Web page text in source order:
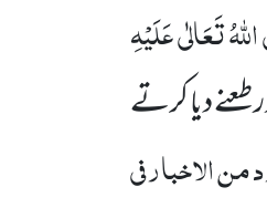
تَعَالٰی عَلَیْہِ
دیا کرتے
من الاخبار فی